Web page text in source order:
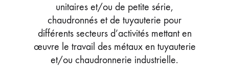
unitaires et/ou de petite série,
chaudronnés et de tuyauterie pour
différents secteurs d’activités mettant en
œuvre le travail des métaux en tuyauterie
et/ou chaudronnerie industrielle.